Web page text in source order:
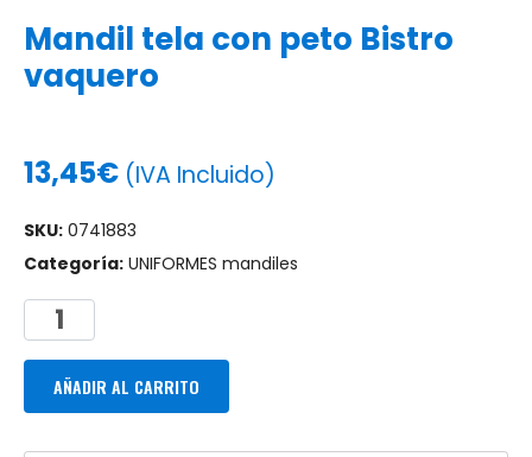
Mandil tela con peto Bistro
vaquero
13,45€ (IVA Incluido)
SKU: 0741883
Categoría: UNIFORMES mandiles
AÑADIR AL CARRITO